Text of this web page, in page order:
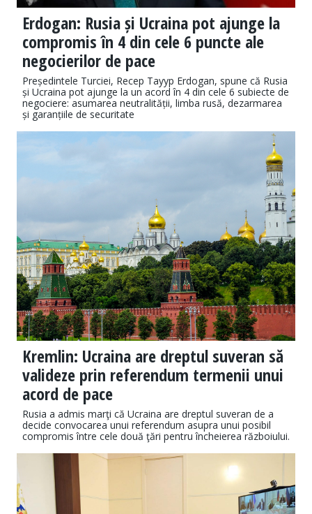
Erdogan: Rusia și Ucraina pot ajunge la
compromis în 4 din cele 6 puncte ale
negocierilor de pace
Președintele Turciei, Recep Tayyp Erdogan, spune că Rusia
și Ucraina pot ajunge la un acord în 4 din cele 6 subiecte de
negociere: asumarea neutralității, limba rusă, dezarmarea
și garanțiile de securitate
Kremlin: Ucraina are dreptul suveran să
valideze prin referendum termenii unui
acord de pace
Rusia a admis marţi că Ucraina are dreptul suveran de a
decide convocarea unui referendum asupra unui posibil
compromis între cele două ţări pentru încheierea războiului.